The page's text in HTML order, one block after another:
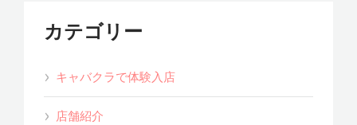
カテゴリー
キャバクラで体験入店
店舗紹介